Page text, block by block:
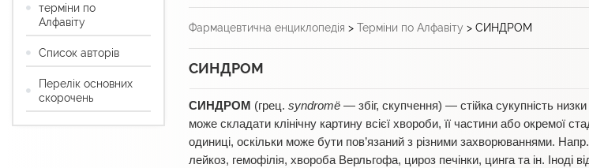
Фармацевтична енциклопедія > Терміни по Алфавіту > СИНДРОМ
СИНДРОМ
СИНДРОМ (грец. syndromë — збіг, скупчення) — стійка сукупність
може складати клінічну картину всієї хвороби, її частини або окремої
одиниці, оскільки може бути пов’язаний з різними захворюваннями.
лейкоз, гемофілія, хвороба Верльгофа, цироз печінки, цинга та ін. Іноді
терміни по
Алфавіту
Список авторів
Перелік основних
скорочень